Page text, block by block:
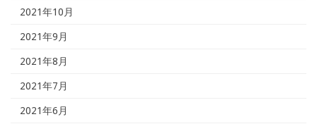
2021年10月
2021年9月
2021年8月
2021年7月
2021年6月